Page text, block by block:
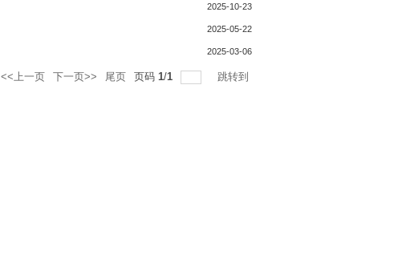
2025-10-23
2025-05-22
2025-03-06
<<上一页 下一页>> 尾页 页码 1/1 跳转到